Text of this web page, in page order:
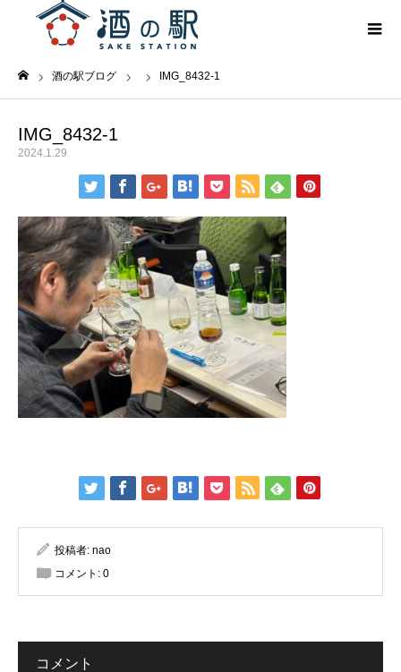
酒の駅ブログ IMG_8432-1
IMG_8432-1
2024.1.29
投稿者: nao
コメント: 0
コメント